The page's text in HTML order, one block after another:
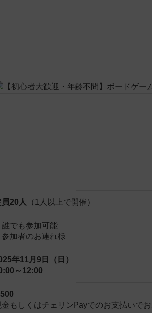
員20人 （1人以上で開催）
誰でも参加可能
参加者のお連れ様
年11月9日（日）
～12:00
金もしくはチェリンPayでのお支払いで